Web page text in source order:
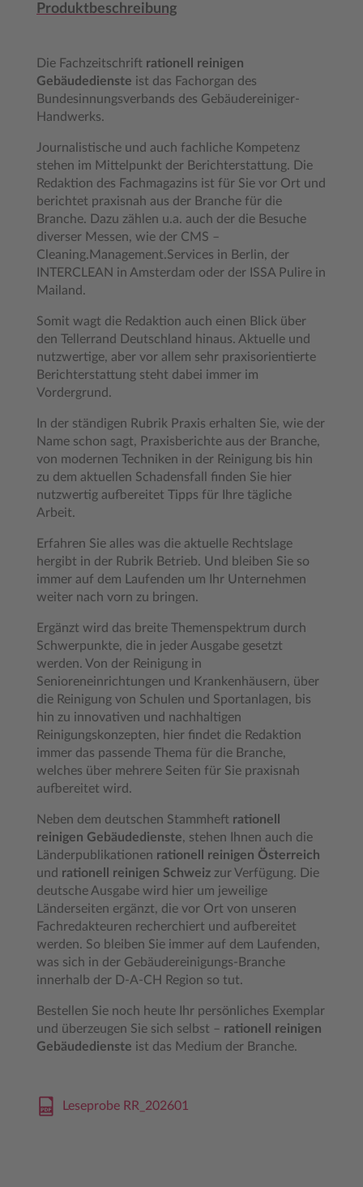
Produktbeschreibung
Die Fachzeitschrift rationell reinigen
Gebäudedienste ist das Fachorgan des
Bundesinnungsverbands des Gebäudereiniger-
Handwerks.
Journalistische und auch fachliche Kompetenz
stehen im Mittelpunkt der Berichterstattung. Die
Redaktion des Fachmagazins ist für Sie vor Ort und
berichtet praxisnah aus der Branche für die
Branche. Dazu zählen u.a. auch der die Besuche
diverser Messen, wie der CMS –
Cleaning.Management.Services in Berlin, der
INTERCLEAN in Amsterdam oder der ISSA Pulire in
Mailand.
Somit wagt die Redaktion auch einen Blick über
den Tellerrand Deutschland hinaus. Aktuelle und
nutzwertige, aber vor allem sehr praxisorientierte
Berichterstattung steht dabei immer im
Vordergrund.
In der ständigen Rubrik Praxis erhalten Sie, wie der
Name schon sagt, Praxisberichte aus der Branche,
von modernen Techniken in der Reinigung bis hin
zu dem aktuellen Schadensfall finden Sie hier
nutzwertig aufbereitet Tipps für Ihre tägliche
Arbeit.
Erfahren Sie alles was die aktuelle Rechtslage
hergibt in der Rubrik Betrieb. Und bleiben Sie so
immer auf dem Laufenden um Ihr Unternehmen
weiter nach vorn zu bringen.
Ergänzt wird das breite Themenspektrum durch
Schwerpunkte, die in jeder Ausgabe gesetzt
werden. Von der Reinigung in
Senioreneinrichtungen und Krankenhäusern, über
die Reinigung von Schulen und Sportanlagen, bis
hin zu innovativen und nachhaltigen
Reinigungskonzepten, hier findet die Redaktion
immer das passende Thema für die Branche,
welches über mehrere Seiten für Sie praxisnah
aufbereitet wird.
Neben dem deutschen Stammheft rationell
reinigen Gebäudedienste, stehen Ihnen auch die
Länderpublikationen rationell reinigen Österreich
und rationell reinigen Schweiz zur Verfügung. Die
deutsche Ausgabe wird hier um jeweilige
Länderseiten ergänzt, die vor Ort von unseren
Fachredakteuren recherchiert und aufbereitet
werden. So bleiben Sie immer auf dem Laufenden,
was sich in der Gebäudereinigungs-Branche
innerhalb der D-A-CH Region so tut.
Bestellen Sie noch heute Ihr persönliches Exemplar
und überzeugen Sie sich selbst – rationell reinigen
Gebäudedienste ist das Medium der Branche.
Leseprobe RR_202601